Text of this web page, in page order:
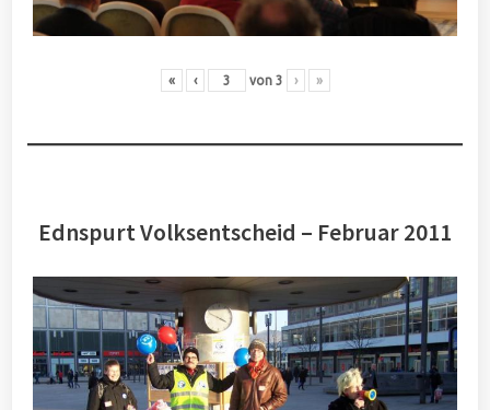
« ‹ von 3 › »
Ednspurt Volksentscheid – Februar 2011